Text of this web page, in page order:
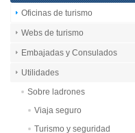
Oficinas de turismo
Webs de turismo
Embajadas y Consulados
Utilidades
Sobre ladrones
Viaja seguro
Turismo y seguridad